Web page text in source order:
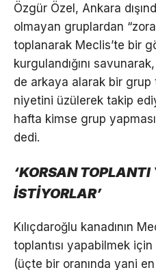
Özgür Özel, Ankara
olmayan gruplardan
toplanarak Meclis’te bir
kurgulandığını
de arkaya alarak bir grup
niyetini üzülerek takip
hafta kimse grup
dedi.
‘KORSAN
İSTİYORLAR’
Kılıçdaroğlu kanadının
toplantısı yapabilmek
(üçte bir oranında yani